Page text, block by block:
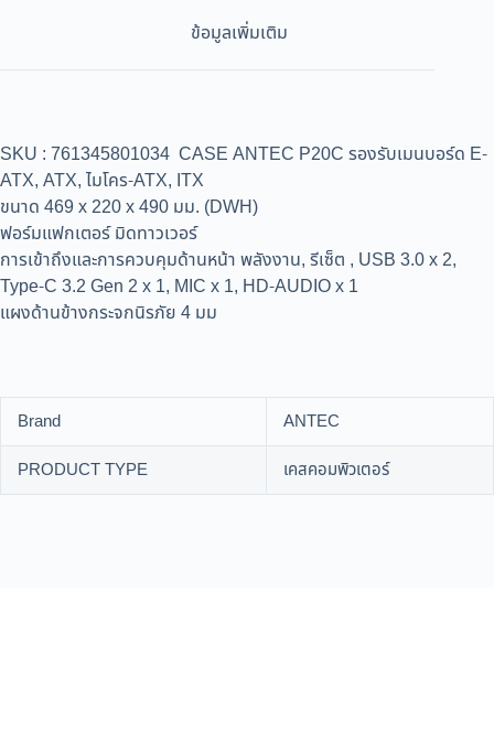
ข้อมูลเพิ่มเติม
SKU : 761345801034 CASE ANTEC P20C รองรับเมนบอร์ด E-
ATX, ATX, ไมโคร-ATX, ITX
ขนาด 469 x 220 x 490 มม. (DWH)
ฟอร์มแฟกเตอร์ มิดทาวเวอร์
การเข้าถึงและการควบคุมด้านหน้า พลังงาน, รีเซ็ต , USB 3.0 x 2,
Type-C 3.2 Gen 2 x 1, MIC x 1, HD-AUDIO x 1
แผงด้านข้างกระจกนิรภัย 4 มม
Brand
ANTEC
PRODUCT TYPE
เคสคอมพิวเตอร์